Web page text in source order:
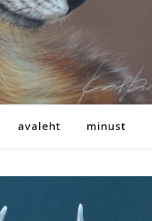
avaleht minust